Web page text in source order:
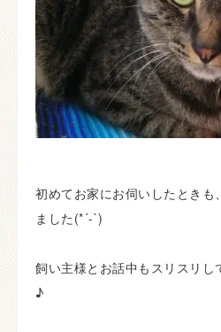
初めてお家にお伺いしたときも
ました(*´-`)
飼い主様とお話中もスリスリし
♪